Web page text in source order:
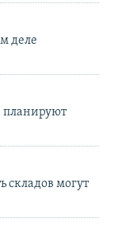
деле
планируют
складов могут